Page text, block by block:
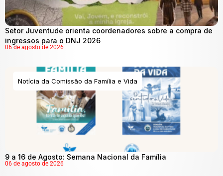
Setor Juventude orienta coordenadores sobre a compra de
ingressos para o DNJ 2026
06 de agosto de 2026
Notícia da Comissão da Família e Vida
9 a 16 de Agosto: Semana Nacional da Família
06 de agosto de 2026